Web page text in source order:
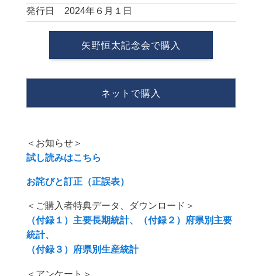
発行日
2024年６月１日
矢野恒太記念会で購入
ネットで購入
＜お知らせ＞
試し読みはこちら
お詫びと訂正（正誤表）
＜ご購入者特典データ、ダウンロード＞
（付録１）主要長期統計、（付録２）府県別主要
統計、
（付録３）府県別生産統計
＜アンケート＞